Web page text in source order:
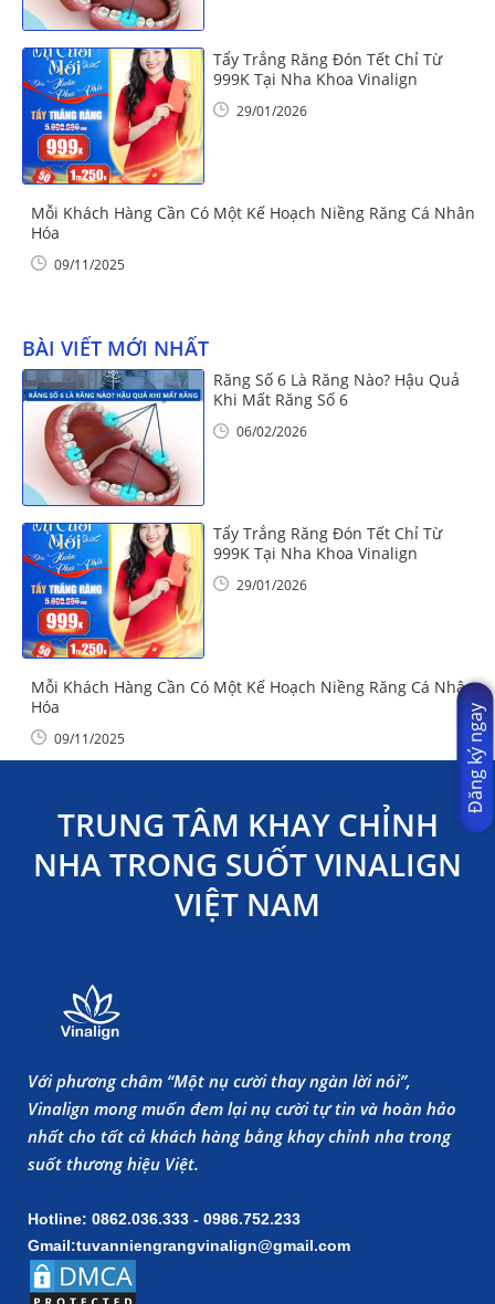
Tẩy Trắng Răng Đón Tết Chỉ Từ
999K Tại Nha Khoa Vinalign
29/01/2026
Mỗi Khách Hàng Cần Có Một Kế Hoạch Niềng Răng Cá Nhân
Hóa
09/11/2025
BÀI VIẾT MỚI NHẤT
Răng Số 6 Là Răng Nào? Hậu Quả
Khi Mất Răng Số 6
06/02/2026
Tẩy Trắng Răng Đón Tết Chỉ Từ
999K Tại Nha Khoa Vinalign
29/01/2026
Mỗi Khách Hàng Cần Có Một Kế Hoạch Niềng Răng Cá Nhân
Hóa
09/11/2025
TRUNG TÂM KHAY CHỈNH
NHA TRONG SUỐT VINALIGN
VIỆT NAM
Với phương châm “Một nụ cười thay ngàn lời nói”,
Vinalign mong muốn đem lại nụ cười tự tin và hoàn hảo
nhất cho tất cả khách hàng bằng khay chỉnh nha trong
suốt thương hiệu Việt.
Hotline: 0862.036.333 - 0986.752.233
Gmail:tuvanniengrangvinalign@gmail.com
Đăng ký ngay